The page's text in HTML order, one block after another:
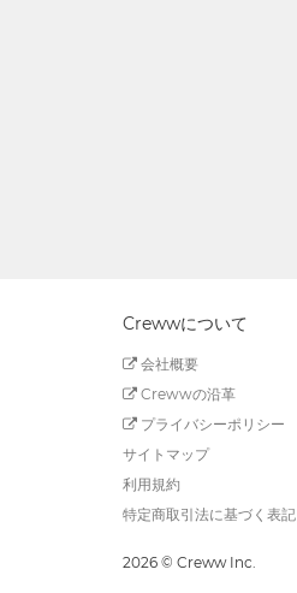
Crewwについて
会社概要
Crewwの沿革
プライバシーポリシー
サイトマップ
利用規約
特定商取引法に基づく表記
2026 © Creww Inc.